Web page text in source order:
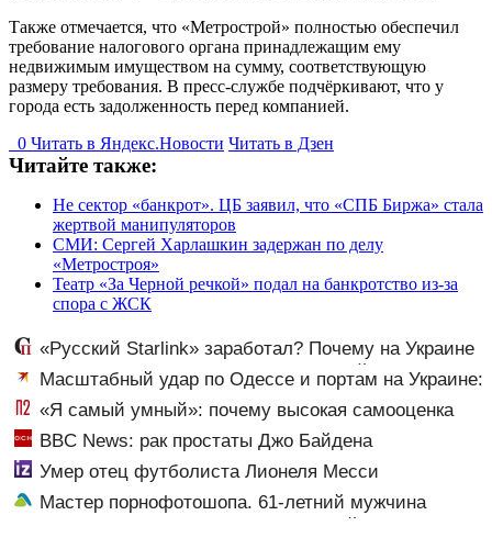
Также отмечается, что «Метрострой» полностью обеспечил
требование налогового органа принадлежащим ему
недвижимым имуществом на сумму, соответствующую
размеру требования. В пресс-службе подчёркивают, что у
города есть задолженность перед компанией.
0 Читать в Яндекс.Новости Читать в Дзен
Читайте также:
Не сектор «банкрот». ЦБ заявил, что «СПБ Биржа» стала
жертвой манипуляторов
СМИ: Сергей Харлашкин задержан по делу
«Метростроя»
Театр «За Черной речкой» подал на банкротство из-за
спора с ЖСК
«Русский Starlink» заработал? Почему на Украине
кратно увеличилась точность попаданий по объектам
ВСУ
Масштабный удар по Одессе и портам на Украине:
Последние новости, подробности об ударах России 9
августа 2026 года
«Я самый умный»: почему высокая самооценка
ребенка не гарантирует хороших оценок
BBC News: рак простаты Джо Байдена
распространился на его кости и органы
Умер отец футболиста Лионеля Месси
Мастер порнофотошопа. 61-летний мужчина
смастерил порнооткрытку и в итоге пойдёт под суд